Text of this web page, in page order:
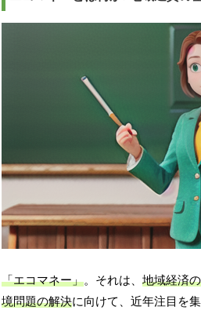
「エコマネー」。それは、地域経済
境問題の解決に向けて、近年注目を